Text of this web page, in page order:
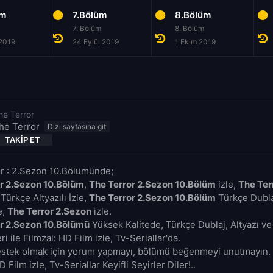
7.Bölüm
7. Bölüm
24 Eylül 2019
8.Bölüm
8. Bölüm
1 Ekim 2019
Terror
Terror
TAKIP ET
: 2.Sezon 10.Bölümünde;
2.Sezon 10.Bölüm, The Terror 2.Sezon 10.Bölüm izle, The
Altyazılı İzle, The Terror 2.Sezon 10.Bölüm Türkçe
The Terror 2.Sezon izle.
2.Sezon 10.Bölümü Yüksek Kalitede, Türkçe Dublaj, Altyazı
ile Filmzal: HD Film izle, Tv-Seriallar'da.
olmak için yorum yapmayı, bölümü beğenmeyi
Film izle, Tv-Seriallar Keyifli Seyirler Diler!..